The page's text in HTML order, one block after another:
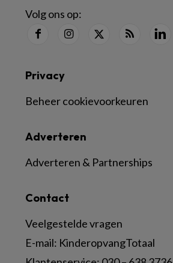
Volg ons op:
Contact
Veelgestelde vragen
E-mail: KinderopvangTotaal
Adverteren
Adverteren & Partnerships
Privacy
Beheer cookievoorkeuren